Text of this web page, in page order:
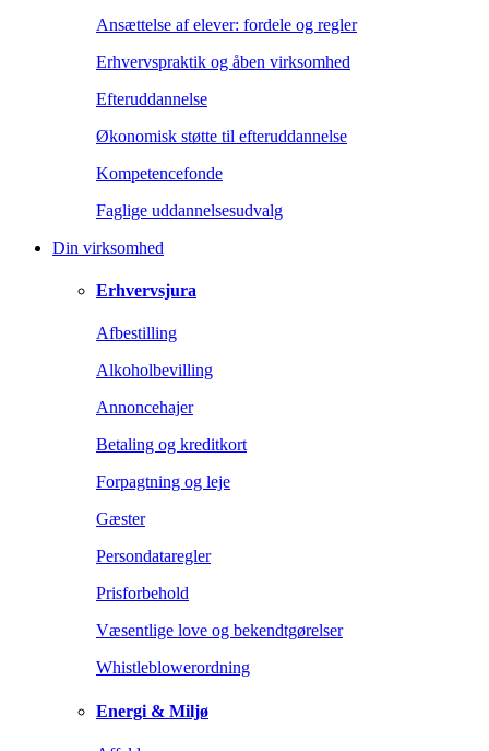
Ansættelse af elever: fordele og regler
Erhvervspraktik og åben virksomhed
Efteruddannelse
Økonomisk støtte til efteruddannelse
Kompetencefonde
Faglige uddannelsesudvalg
Din virksomhed
Erhvervsjura
Afbestilling
Alkoholbevilling
Annoncehajer
Betaling og kreditkort
Forpagtning og leje
Gæster
Persondataregler
Prisforbehold
Væsentlige love og bekendtgørelser
Whistleblowerordning
Energi & Miljø